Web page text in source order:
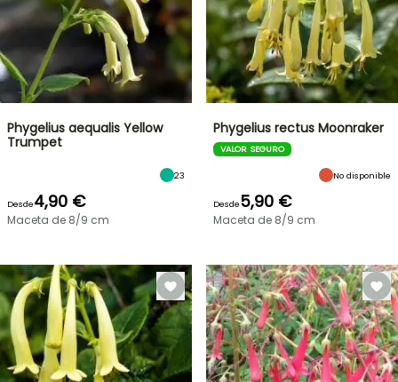
OFERTA
RELÁMPAGO
¡HASTA
UN
30
%
Phygelius aequalis Yellow
Trumpet
23
Desde4,90 €
Maceta de 8/9 cm
Phygelius rectus Moonraker
VALOR SEGURO
No disponible
Desde5,90 €
Maceta de 8/9 cm